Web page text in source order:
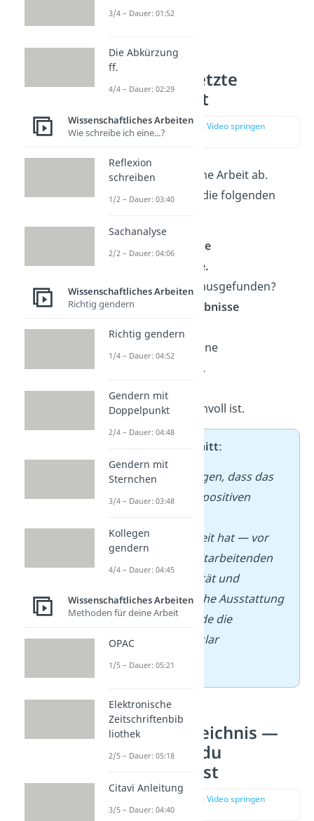
Fazit — Der letzte
Eindruck zählt
zur Stelle im Video springen
(04:01)
Das Fazitrundet
deine Arbeit ab.
Dabei solltest du an die folgenden
Beantworte deine
Forschungsfrage.
Was hast du herausgefunden?
Fasse deine Ergebnisse
zusammen.
Kurz, klar und ohne
Wiederholungen.
Kurzer Ausblick
Nur, wenn er sinnvoll ist.
Beispielausschnitt:
Die Ergebnisse zeigen, dass das
Homeoffice einen positiven
Arbeitszufriedenheit hat — vor
allem, wenn die Mitarbeitenden
genügend Flexibilität und
passende technische Ausstattung
haben. Damit wurde die
Forschungsfrage klar
beantwortet.
Literaturverzeichnis —
Zeig, worauf du
aufgebaut hast
zur Stelle im Video springen
(04:24)
3/4 – Dauer: 01:52
Die Abkürzung
ff.
4/4 – Dauer: 02:29
Wissenschaftliches Arbeiten
Wie schreibe ich eine...?
Reflexion
schreiben
1/2 – Dauer: 03:40
Sachanalyse
2/2 – Dauer: 04:06
Wissenschaftliches Arbeiten
Richtig gendern
Richtig gendern
1/4 – Dauer: 04:52
Gendern mit
Doppelpunkt
2/4 – Dauer: 04:48
Gendern mit
Sternchen
3/4 – Dauer: 03:48
Kollegen
gendern
4/4 – Dauer: 04:45
Wissenschaftliches Arbeiten
Methoden für deine Arbeit
OPAC
1/5 – Dauer: 05:21
Elektronische
Zeitschriftenbib
liothek
2/5 – Dauer: 05:18
Citavi Anleitung
3/5 – Dauer: 04:40